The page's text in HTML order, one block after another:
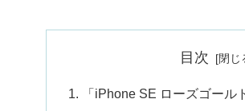
目次
「iPhone SE ローズゴール